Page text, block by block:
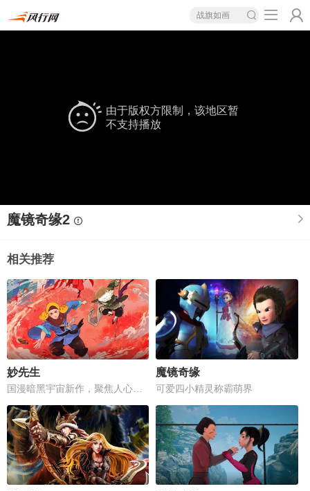
战旗如画
由于版权方限制，该地区暂
不支持播放
魔镜奇缘2
相关推荐
妙先生 魔镜奇缘
可爱四小精灵称霸萌界